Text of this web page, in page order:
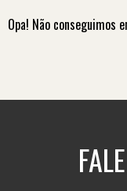
Opa! Não conseguimos